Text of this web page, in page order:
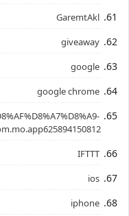
GaremtAkl
giveaway
google
google chrome
IFTTT
ios
iphone